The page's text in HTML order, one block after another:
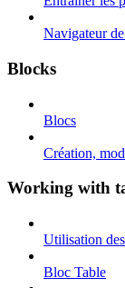
Navigateur
Blocks
Blocs
Création,
Working with
Utilisation
Bloc Table